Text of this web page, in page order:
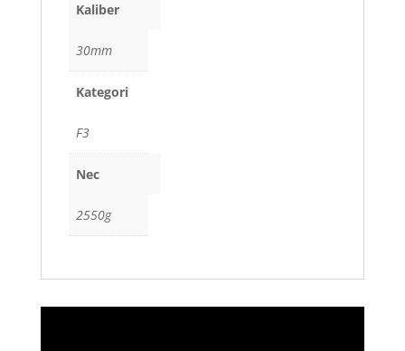
Kaliber
30mm
Kategori
F3
Nec
2550g